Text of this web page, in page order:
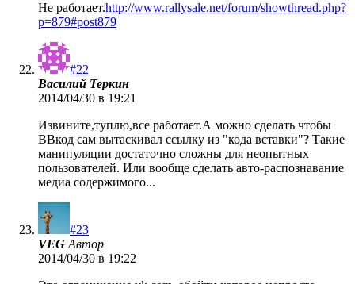
Не работает.http://www.rallysale.net/forum/showthread.php?
p=879#post879
#22
Василий Теркин
2014/04/30 в 19:21
Извините,туплю,все работает.А можно сделать чтобы
ВВкод сам вытаскивал ссылку из "кода вставки"? Такие
манипуляции достаточно сложны для неопытных
пользователей. Или вообще сделать авто-распознавание
медиа содержимого...
#23
VEG Автор
2014/04/30 в 19:22